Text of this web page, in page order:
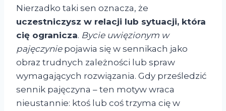
Nierzadko taki sen oznacza, że
uczestniczysz w relacji lub sytuacji, która
cię ogranicza. Bycie uwięzionym w
pajęczyniepojawia się w sennikach jako
obraz trudnych zależności lub spraw
wymagających rozwiązania. Gdy prześledzić
sennik pajęczyna – ten motyw wraca
nieustannie: ktoś lub coś trzyma cię w